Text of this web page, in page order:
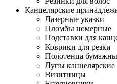
Канцелярские
Лазерные указки
Пломбы номерные
Подставки для
Коврики для резки
Полотенца
Лупы канцелярские
Визитницы